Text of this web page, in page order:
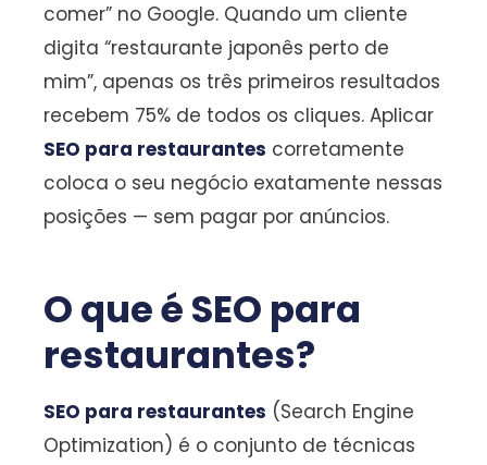
comer” no Google. Quando um cliente
digita “restaurante japonês perto de
mim”, apenas os três primeiros resultados
recebem 75% de todos os cliques. Aplicar
SEO para restaurantes corretamente
coloca o seu negócio exatamente nessas
posições — sem pagar por anúncios.
O que é SEO para
restaurantes?
SEO para restaurantes (Search Engine
Optimization) é o conjunto de técnicas